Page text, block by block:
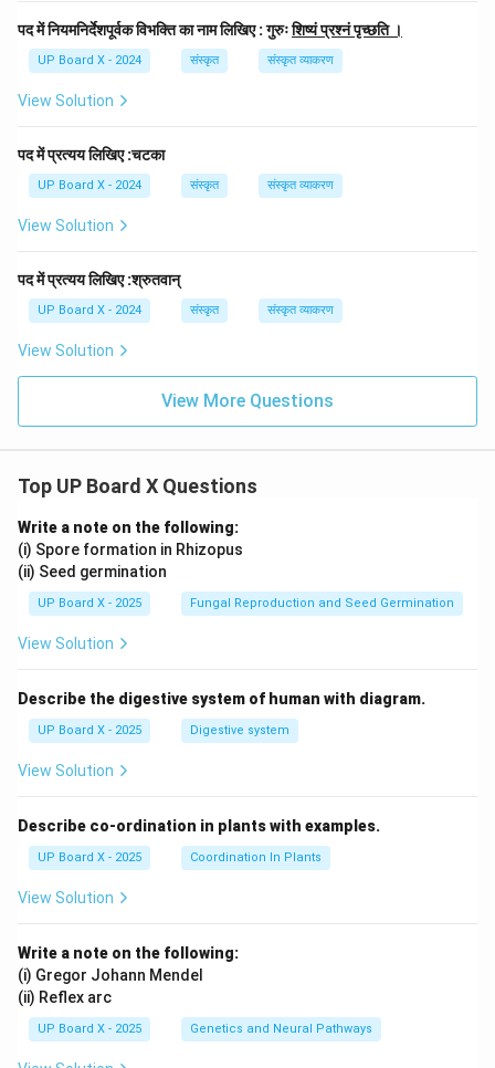
पद में नियमनिर्देशपूर्वक विभक्ति का नाम लिखिए : गुरुःशिष्यं प्रश्नं पृच्छति ।
UP Board X - 2024 संस्कृत संस्कृत व्याकरण
View Solution
पद में प्रत्यय लिखिए :चटका
UP Board X - 2024 संस्कृत संस्कृत व्याकरण
View Solution
पद में प्रत्यय लिखिए :श्रुतवान्
UP Board X - 2024 संस्कृत संस्कृत व्याकरण
View Solution
View More Questions
Top UP Board X Questions
Write a note on the following:
(i) Spore formation in Rhizopus
(ii) Seed germination
UP Board X - 2025 Fungal Reproduction and Seed Germination
View Solution
Describe the digestive system of human with diagram.
UP Board X - 2025 Digestive system
View Solution
Describe co-ordination in plants with examples.
UP Board X - 2025 Coordination In Plants
View Solution
Write a note on the following:
(i) Gregor Johann Mendel
(ii) Reflex arc
UP Board X - 2025 Genetics and Neural Pathways